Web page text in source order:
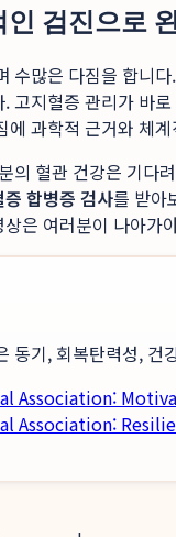
검진으로
수많은 다짐을 합니
고지혈증 관리가 바
에 과학적 근거와 체
의 혈관 건강은 기다
합병증 검사를 받아
상은 여러분이 나아가
동기, 회복탄력성,
Association:
Association: